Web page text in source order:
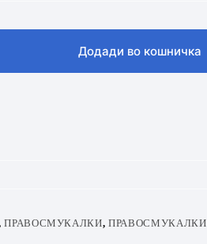
Додади во кошничка
ПРАВОСМУКАЛКИ,ПРАВОСМУКАЛКИ